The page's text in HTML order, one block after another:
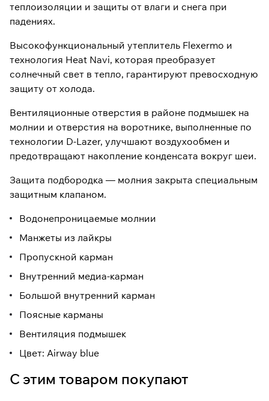
теплоизоляции и защиты от влаги и снега при
падениях.
Высокофункциональный утеплитель Flexermo и
технология Heat Navi, которая преобразует
солнечный свет в тепло, гарантируют превосходную
защиту от холода.
Вентиляционные отверстия в районе подмышек на
молнии и отверстия на воротнике, выполненные по
технологии D-Lazer, улучшают воздухообмен и
предотвращают накопление конденсата вокруг шеи.
Защита подбородка — молния закрыта специальным
защитным клапаном.
Водонепроницаемые молнии
Манжеты из лайкры
Пропускной карман
Внутренний медиа-карман
Большой внутренний карман
Поясные карманы
Вентиляция подмышек
Цвет: Airway blue
С этим товаром покупают